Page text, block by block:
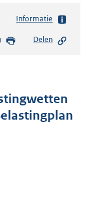
Informatie
Delen